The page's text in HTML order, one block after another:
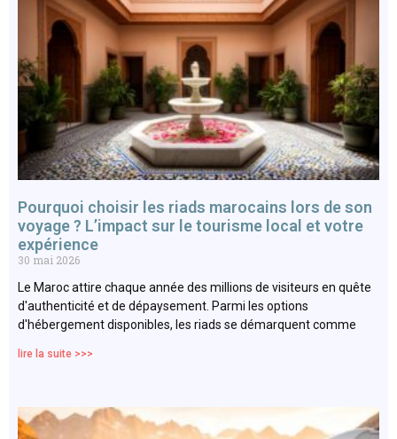
Pourquoi choisir les riads marocains lors de son
voyage ? L’impact sur le tourisme local et votre
expérience
30 mai 2026
Le Maroc attire chaque année des millions de visiteurs en quête
d'authenticité et de dépaysement. Parmi les options
d'hébergement disponibles, les riads se démarquent comme
lire la suite >>>